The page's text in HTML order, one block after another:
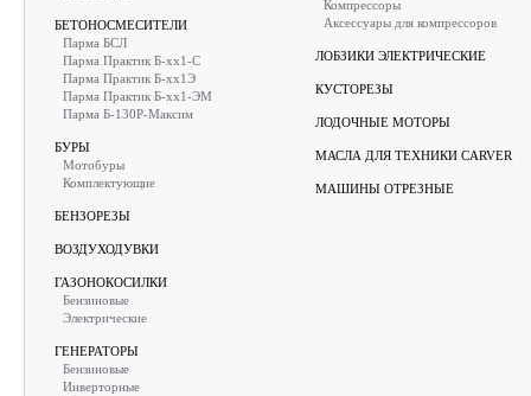
БЕТОНОСМЕСИТЕЛИ
Парма БСЛ
Парма Практик Б-хх1-С
Парма Практик Б-хх1Э
Парма Практик Б-хх1-ЭМ
Парма Б-130Р-Максим
БУРЫ
Мотобуры
Комплектующие
БЕНЗОРЕЗЫ
ВОЗДУХОДУВКИ
ГАЗОНОКОСИЛКИ
Бензиновые
Электрические
ГЕНЕРАТОРЫ
Бензиновые
Инверторные
Компрессоры
Аксессуары для компрессоров
ЛОБЗИКИ ЭЛЕКТРИЧЕСКИЕ
КУСТОРЕЗЫ
ЛОДОЧНЫЕ МОТОРЫ
МАСЛА ДЛЯ ТЕХНИКИ CARVER
МАШИНЫ ОТРЕЗНЫЕ